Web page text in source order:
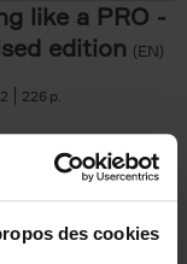
des cookies
like a PRO -
edition (EN)
226